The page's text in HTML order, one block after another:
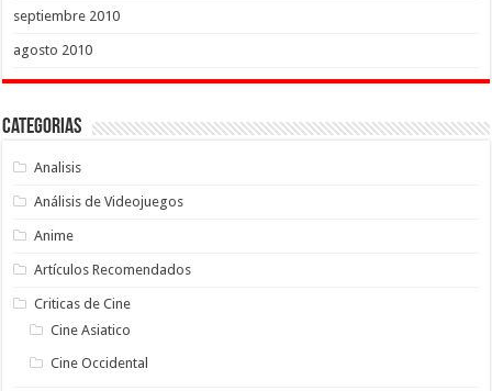
septiembre 2010
agosto 2010
Categorias
Analisis
Análisis de Videojuegos
Anime
Artículos Recomendados
Criticas de Cine
Cine Asiatico
Cine Occidental